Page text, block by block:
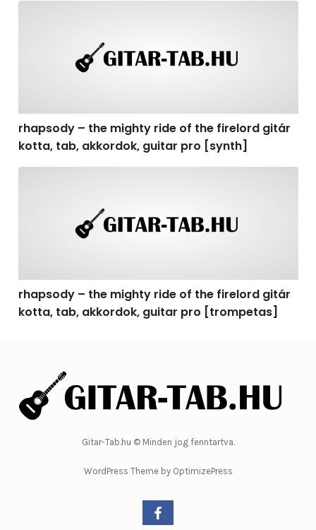
rhapsody – the mighty ride of the firelord gitár
kotta, tab, akkordok, guitar pro [synth]
rhapsody – the mighty ride of the firelord gitár
kotta, tab, akkordok, guitar pro [trompetas]
Gitar-Tab.hu © Minden jog fenntartva.
WordPress Theme by OptimizePress